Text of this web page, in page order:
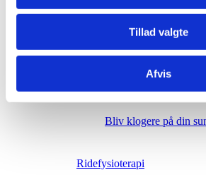
Tillad valgte
Afvis
Gynækologisk
Fysioterapi
Kranio Sakral
Bliv klogere på din
Ridefysioterapi